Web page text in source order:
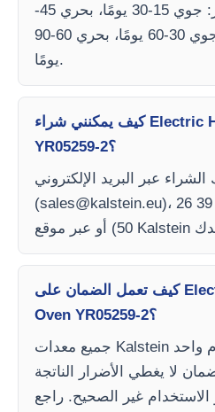
(جوي أو بحري). متوفر: جوي 15-30 يومًا، بحري 45-
60 يومًا. غير متوفر: جوي 30-60 يومًا، بحري 60-90
يومًا.
كيف يمكنني شراء Electric Heating Drying Oven
YR05259-2؟
الشراء عبر البريد الإلكتروني
(sales@kalstein.eu)، الهاتف (+33 (0) 1 70 39 26
كيف تعمل الضمان على Electric Heating Drying
Oven YR05259-2؟
جميع معدات Kalstein تأتي بضمان لمدة عام واحد
لا يغطي الأضرار الناتجة
غير الصحيح. راجع